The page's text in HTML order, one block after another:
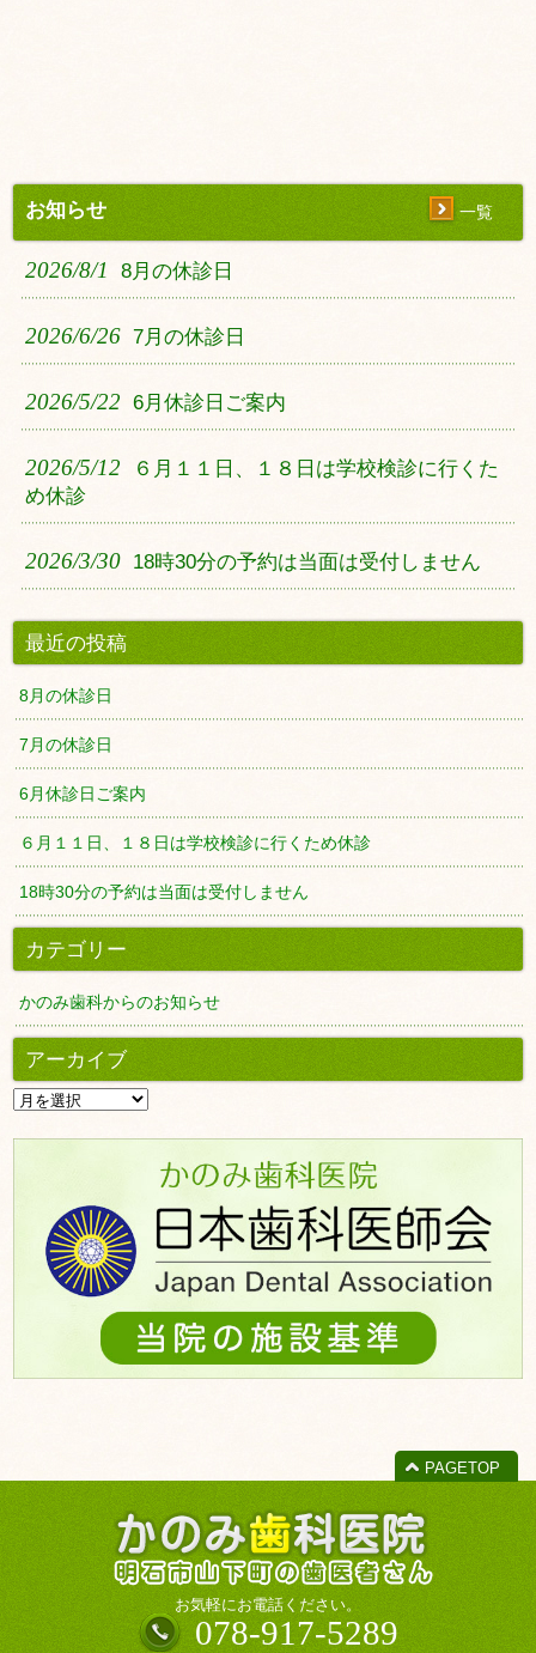
お知らせ 一覧
2026/8/1 8月の休診日
2026/6/26 7月の休診日
2026/5/22 6月休診日ご案内
2026/5/12
６月１１日、１８日は学校検診に行くた
め休診
2026/3/30 18時30分の予約は当面は受付しません
最近の投稿
8月の休診日
7月の休診日
6月休診日ご案内
６月１１日、１８日は学校検診に行くため休診
18時30分の予約は当面は受付しません
カテゴリー
かのみ歯科からのお知らせ
アーカイブ
ア
PAGETOP
お気軽にお電話ください。
078-917-5289